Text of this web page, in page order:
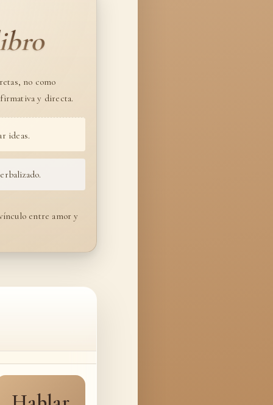
no como
y directa.
ideas.
entre amor y